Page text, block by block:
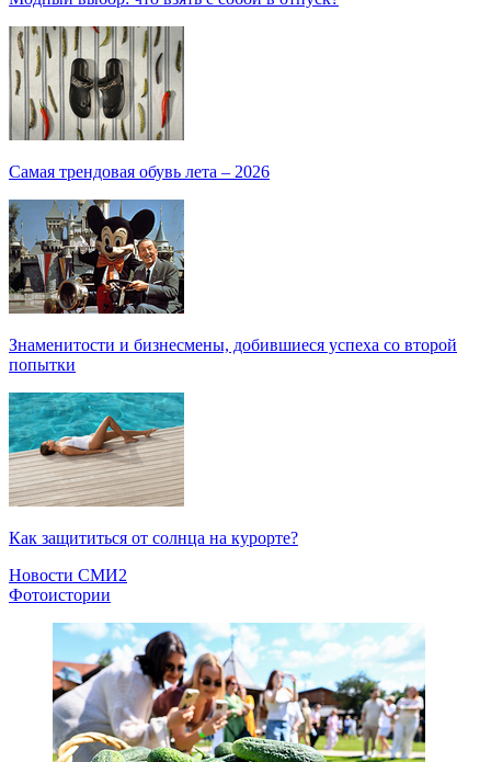
Самая трендовая обувь лета – 2026
Знаменитости и бизнесмены, добившиеся успеха со второй
попытки
Как защититься от солнца на курорте?
Новости СМИ2
Фотоистории